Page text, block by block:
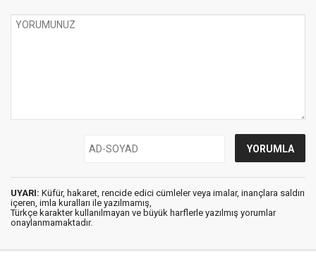
UYARI: Küfür, hakaret, rencide edici cümleler veya imalar, inançlara saldırı
içeren, imla kuralları ile yazılmamış,
Türkçe karakter kullanılmayan ve büyük harflerle yazılmış yorumlar
onaylanmamaktadır.